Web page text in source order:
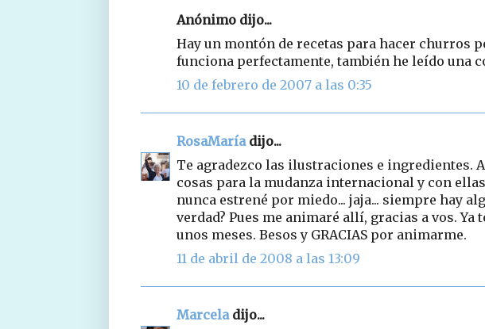
Anónimo dijo...
Hay un montón de recetas para hacer churros
funciona perfectamente, también he leído una
10 de febrero de 2007 a las 0:35
RosaMaríadijo...
Te agradezco las ilustraciones e ingredientes.
cosas para la mudanza internacional y con
nunca estrené por miedo... jaja... siempre hay
verdad? Pues me animaré allí, gracias a vos. Ya
unos meses. Besos y GRACIAS por animarme.
11 de abril de 2008 a las 13:09
Marceladijo...